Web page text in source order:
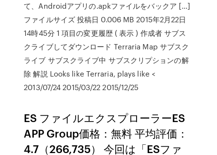
て、Androidアプリの.apkファイルをバックア […]
ファイルサイズ 投稿日 0.006 MB 2015年2月22日
14時45分 1 項目の変更履歴 ( 表示 ) 作成者 サブス
クライブしてダウンロード Terraria Map サブスク
ライブ サブスクライブ中 サブスクリプションの解
除 解説 Looks like Terraria, plays like <
2013/07/24 2015/03/22 2015/12/25
ES ファイルエクスプローラーES
APP Group価格：無料 平均評価：
4.7（266,735） 今回は「ESファ